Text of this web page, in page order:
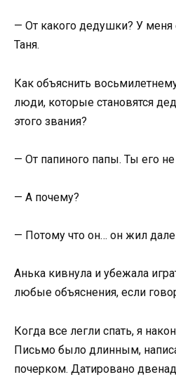
— От какого дедушки? У меня
Таня.
Как объяснить
люди, которые становятся
этого звания?
— От папиного папы. Ты его
— А почему?
— Потому что он… он жил
Анька кивнула и убежала
любые объяснения, если
Когда все легли спать, я
Письмо было длинным,
почерком. Датировано